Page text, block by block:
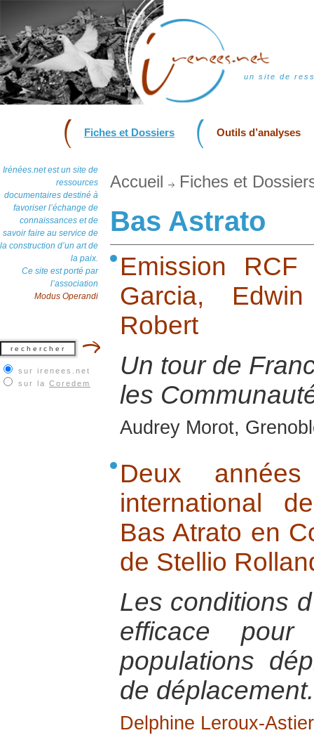
un site de
Fiches et Dossiers Outils d’analyses
Irénées.net est un site de
ressources
documentaires destiné à
favoriser l’échange de
connaissances et de
savoir faire au service de
la construction d’un art de
la paix.
Ce site est porté par
l’association
Modus Operandi
sur irenees.net
sur la Coredem
Accueil Fiches et
Bas Astrato
Emission
Garcia,
Robert
Un tour de
les
Audrey Morot,
Deux années
international
Bas Atrato en
de Stellio
Les conditions
efficace
populations
de déplacement.
Delphine Leroux-Astier